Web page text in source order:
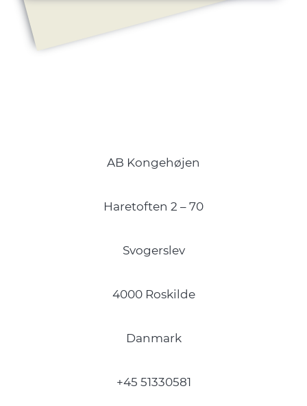
AB Kongehøjen
Haretoften 2 – 70
Svogerslev
4000 Roskilde
Danmark
+45 51330581